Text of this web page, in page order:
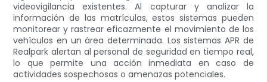
videovigilancia existentes. Al capturar y analizar la
información de las matrículas, estos sistemas pueden
monitorear y rastrear eficazmente el movimiento de los
vehículos en un área determinada. Los sistemas APR de
Realpark alertan al personal de seguridad en tiempo real,
lo que permite una acción inmediata en caso de
actividades sospechosas o amenazas potenciales.